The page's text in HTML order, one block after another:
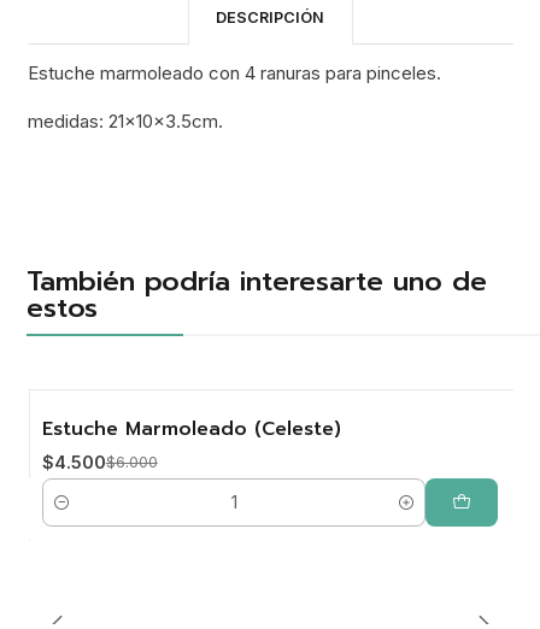
DESCRIPCIÓN
Estuche marmoleado con 4 ranuras para pinceles.
medidas: 21x10x3.5cm.
También podría interesarte uno de
estos
Estuche Marmoleado (Celeste)
$4.500$6.000
Cantidad